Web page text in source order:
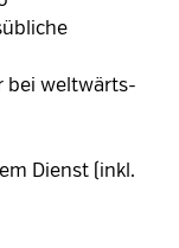
bei weltwärts-
Dienst (inkl.